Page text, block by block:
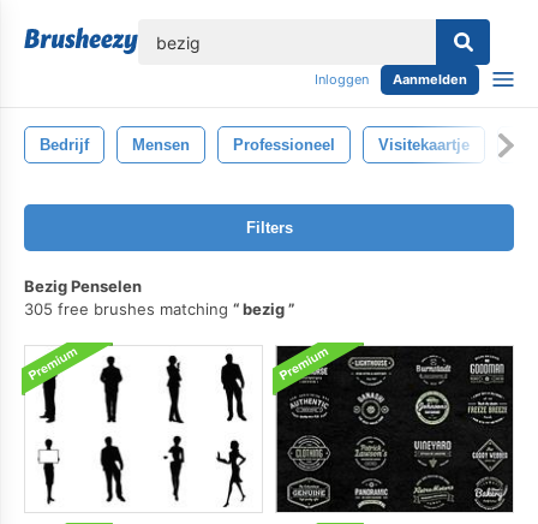
Inloggen Aanmelden
Bedrijf Mensen Professioneel Visitekaartje
Filters
Bezig Penselen
305 free brushes matching
bezig